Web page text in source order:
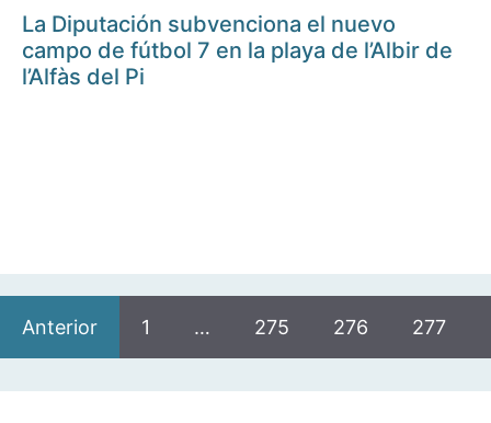
La Diputación subvenciona el nuevo
campo de fútbol 7 en la playa de l’Albir de
l’Alfàs del Pi
Anterior 1 … 275 276 277